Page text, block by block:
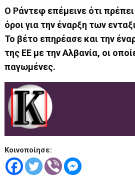
Ο Ράντεφ επέμεινε ότι
όροι για την έναρξη των
Το βέτο επηρέασε και την
της ΕΕ με την Αλβανία, οι
παγωμένες.
Κοινοποίησε: